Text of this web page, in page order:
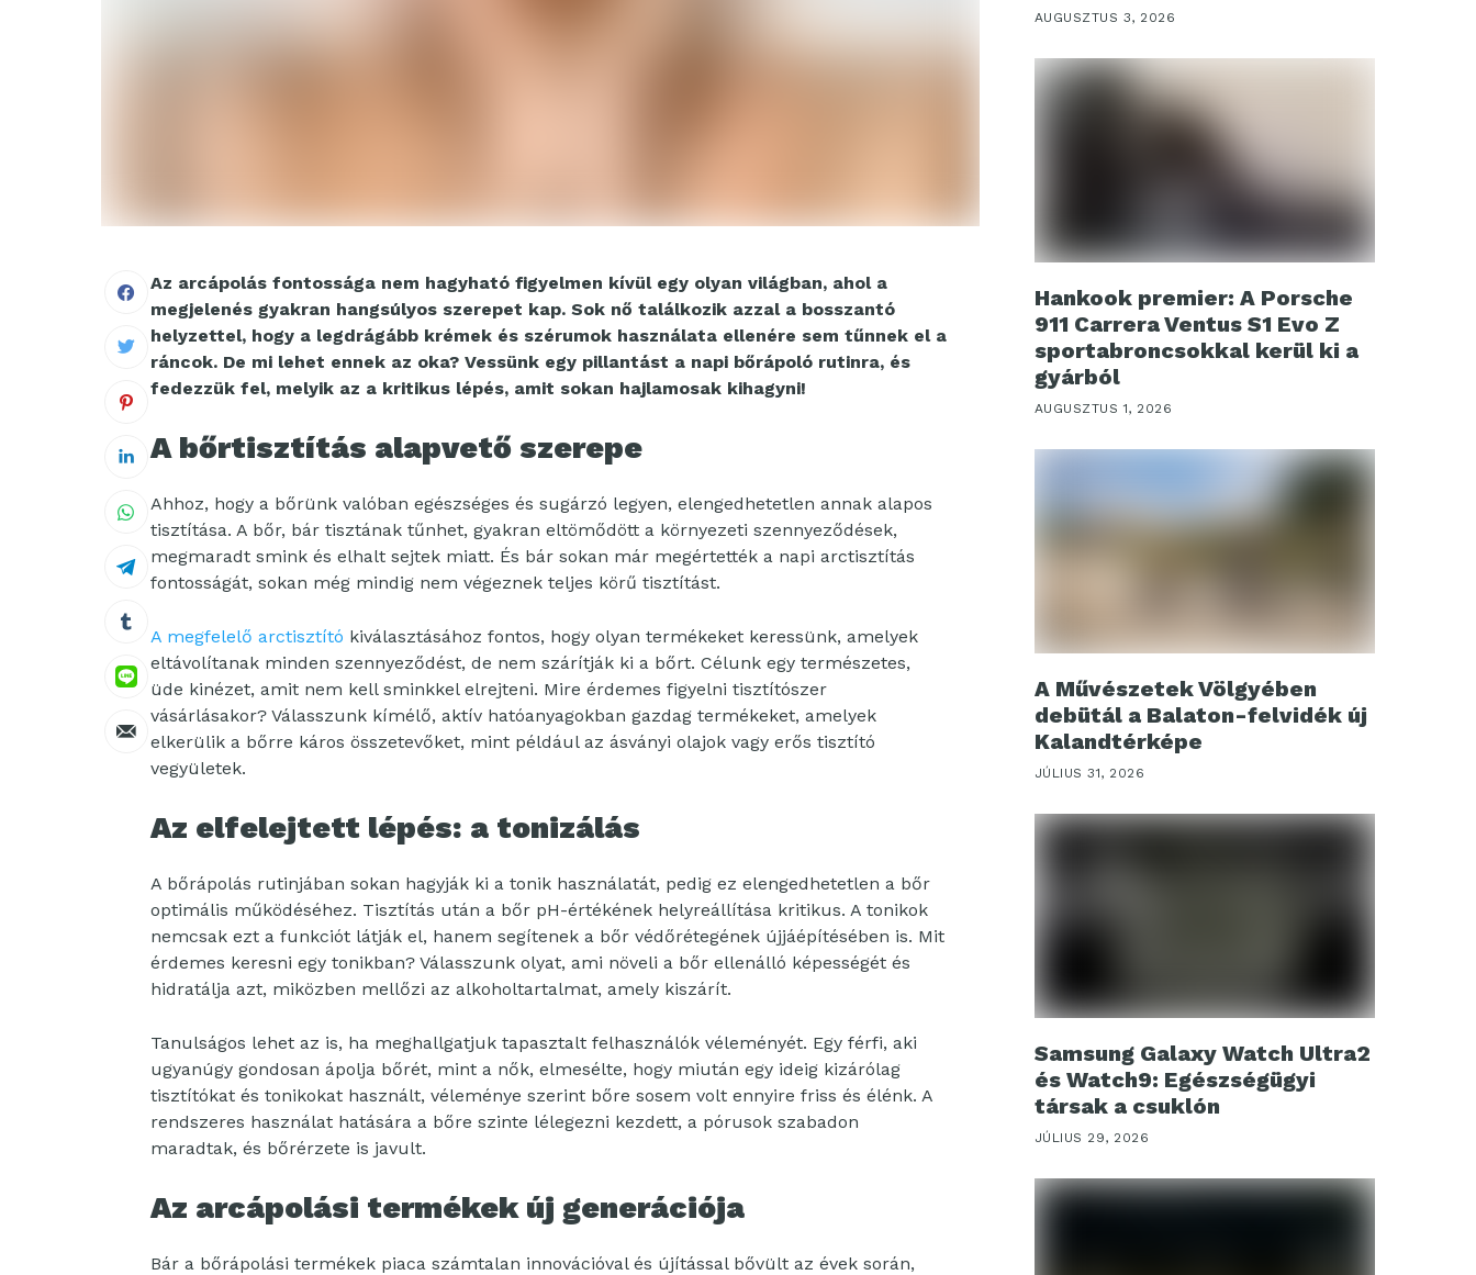
Az arcápolás fontossága nem hagyható figyelmen kívül egy olyan világban, ahol a
megjelenés gyakran hangsúlyos szerepet kap. Sok nő találkozik azzal a bosszantó
helyzettel, hogy a legdrágább krémek és szérumok használata ellenére sem tűnnek el a
ráncok. De mi lehet ennek az oka? Vessünk egy pillantást a napi bőrápoló rutinra, és
fedezzük fel, melyik az a kritikus lépés, amit sokan hajlamosak kihagyni!
A bőrtisztítás alapvető szerepe
Ahhoz, hogy a bőrünk valóban egészséges és sugárzó legyen, elengedhetetlen annak alapos
tisztítása. A bőr, bár tisztának tűnhet, gyakran eltömődött a környezeti szennyeződések,
megmaradt smink és elhalt sejtek miatt. És bár sokan már megértették a napi arctisztítás
fontosságát, sokan még mindig nem végeznek teljes körű tisztítást.
A megfelelő arctisztító kiválasztásához fontos, hogy olyan termékeket keressünk, amelyek
eltávolítanak minden szennyeződést, de nem szárítják ki a bőrt. Célunk egy természetes,
üde kinézet, amit nem kell sminkkel elrejteni. Mire érdemes figyelni tisztítószer
vásárlásakor? Válasszunk kímélő, aktív hatóanyagokban gazdag termékeket, amelyek
elkerülik a bőrre káros összetevőket, mint például az ásványi olajok vagy erős tisztító
vegyületek.
Az elfelejtett lépés: a tonizálás
A bőrápolás rutinjában sokan hagyják ki a tonik használatát, pedig ez elengedhetetlen a bőr
optimális működéséhez. Tisztítás után a bőr pH-értékének helyreállítása kritikus. A tonikok
nemcsak ezt a funkciót látják el, hanem segítenek a bőr védőrétegének újjáépítésében is. Mit
érdemes keresni egy tonikban? Válasszunk olyat, ami növeli a bőr ellenálló képességét és
hidratálja azt, miközben mellőzi az alkoholtartalmat, amely kiszárít.
Tanulságos lehet az is, ha meghallgatjuk tapasztalt felhasználók véleményét. Egy férfi, aki
ugyanúgy gondosan ápolja bőrét, mint a nők, elmesélte, hogy miután egy ideig kizárólag
tisztítókat és tonikokat használt, véleménye szerint bőre sosem volt ennyire friss és élénk. A
rendszeres használat hatására a bőre szinte lélegezni kezdett, a pórusok szabadon
maradtak, és bőrérzete is javult.
Az arcápolási termékek új generációja
Bár a bőrápolási termékek piaca számtalan innovációval és újítással bővült az évek során,
AUGUSZTUS 3, 2026
Hankook premier: A Porsche
911 Carrera Ventus S1 Evo Z
sportabroncsokkal kerül ki a
gyárból
AUGUSZTUS 1, 2026
A Művészetek Völgyében
debütál a Balaton-felvidék új
Kalandtérképe
JÚLIUS 31, 2026
Samsung Galaxy Watch Ultra2
és Watch9: Egészségügyi
társak a csuklón
JÚLIUS 29, 2026